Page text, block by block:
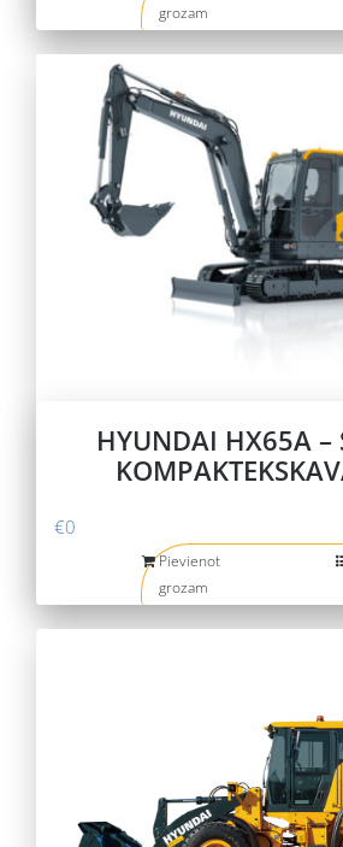
grozam
HYUNDAI HX65A –
€0
Pievienot
grozam